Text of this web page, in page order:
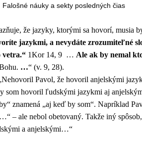
Falošné náuky a sekty posledných čias
že jazyky, ktorými sa hovorí, musia
jazykmi, a nevydáte zrozumiteľné
vetra.“ 1Kor 14, 9 … Ale ak by nemal
…“ (v. 9, 28).
Pavol, že hovoril anjelskými
som hovoril ľudskými jazykmi aj
znamená „aj keď by som“. Napríklad
– ale nebol obetovaný. Takže iný
a anjelskými…“